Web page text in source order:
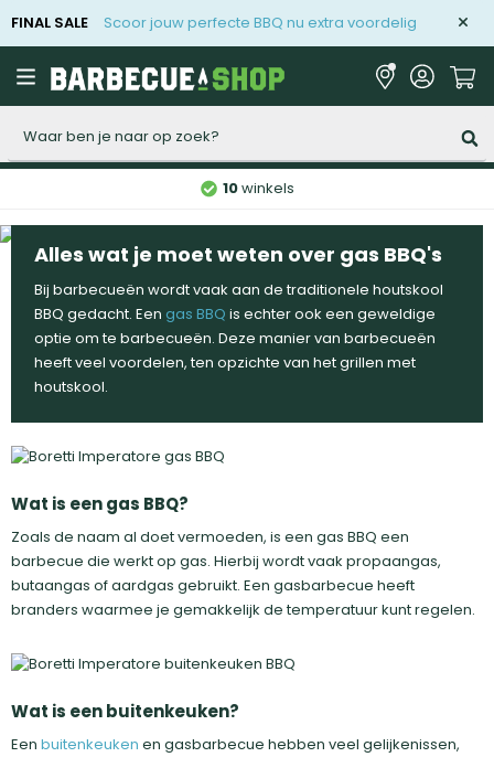
FINAL SALE Scoor jouw perfecte BBQ nu extra voordelig
10winkels
Alles wat je moet weten over gas BBQ's
Bij barbecueën wordt vaak aan de traditionele houtskool
BBQ gedacht. Een gas BBQ is echter ook een geweldige
optie om te barbecueën. Deze manier van barbecueën
heeft veel voordelen, ten opzichte van het grillen met
houtskool.
Wat is een gas BBQ?
Zoals de naam al doet vermoeden, is een gas BBQ een
barbecue die werkt op gas. Hierbij wordt vaak propaangas,
butaangas of aardgas gebruikt. Een gasbarbecue heeft
branders waarmee je gemakkelijk de temperatuur kunt regelen.
Wat is een buitenkeuken?
Een buitenkeuken en gasbarbecue hebben veel gelijkenissen,